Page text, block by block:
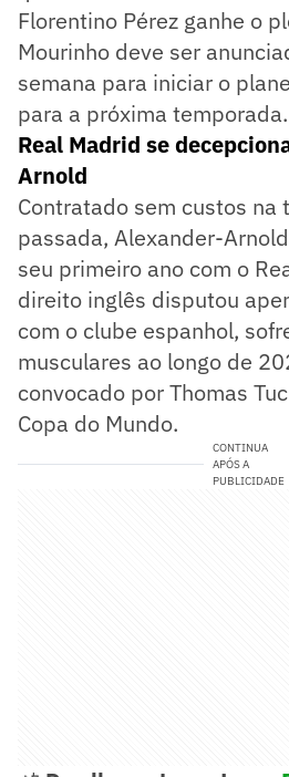
Florentino Pérez ganhe o
Mourinho deve ser
semana para iniciar o
para a próxima temporada.
Real Madrid se
Arnold
Contratado sem custos na
passada, Alexander-
seu primeiro ano com o
direito inglês disputou
com o clube espanhol,
musculares ao longo de
convocado por Thomas
Copa do Mundo.
CONTINUA
APÓS A
PUBLICIDADE